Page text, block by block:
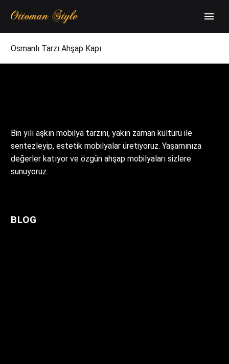
Osmanlı Tarzı Ahşap Kapı
Bin yılı aşkın mobilya tarzını, yakın zaman kültürü ile
sentezleyip, estetik mobilyalar üretiyoruz. Yaşamınıza
değerler katıyor ve özgün ahşap mobilyaları sizlere
sunuyoruz.
BLOG